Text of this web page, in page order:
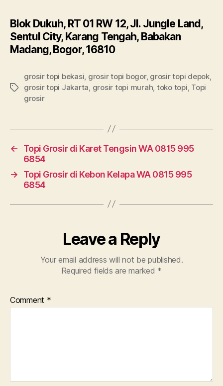
Blok Dukuh, RT 01 RW 12, Jl. Jungle Land,
Sentul City, Karang Tengah, Babakan
Madang, Bogor, 16810
Tags
grosir topi bekasi grosir topi bogor, grosir topi depok,
grosir topi Jakarta grosir topi murah toko topi Topi
grosir
←
Topi Grosir di Karet Tengsin WA 0815 995
6854
→
Topi Grosir di Kebon Kelapa WA 0815 995
6854
Leave a Reply
Your email address will not be published.
Required fields are marked *
Comment *